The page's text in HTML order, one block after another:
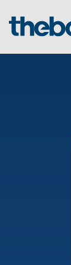
LED
OEM
KNX-